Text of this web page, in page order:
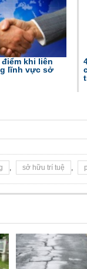
khi liên
lĩnh vực sở
sở hữu trí tuệ